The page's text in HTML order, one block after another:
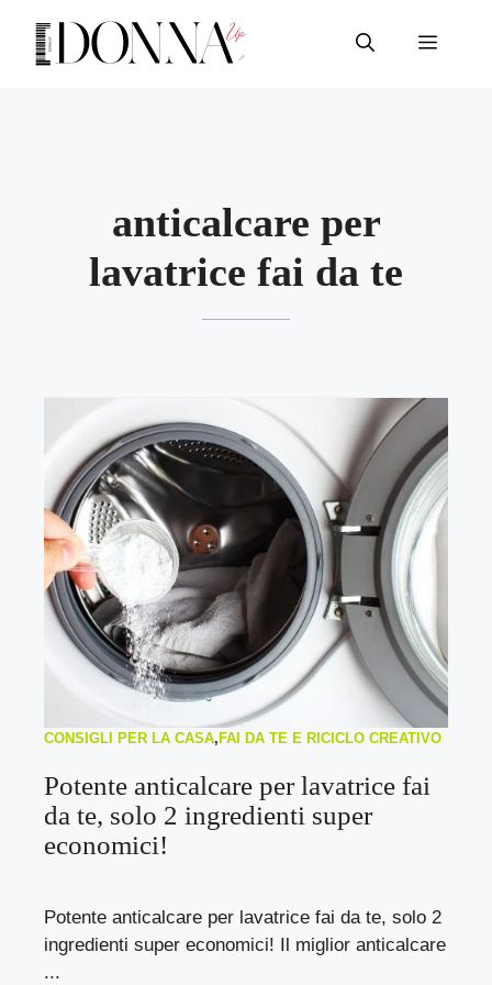
contenuto
Menu
anticalcare per
lavatrice fai da te
CONSIGLI PER LA CASA, FAI DA TE E RICICLO CREATIVO
Potente anticalcare per lavatrice fai
da te, solo 2 ingredienti super
economici!
Potente anticalcare per lavatrice fai da te, solo 2
ingredienti super economici! Il miglior anticalcare
...